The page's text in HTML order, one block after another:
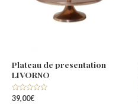
Plateau de presentation
LIVORNO
Note
39,00€